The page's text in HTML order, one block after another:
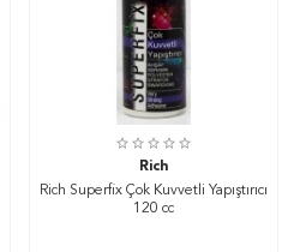
Rich
Rich Superfix Çok Kuvvetli Yapıştırıcı
120 cc